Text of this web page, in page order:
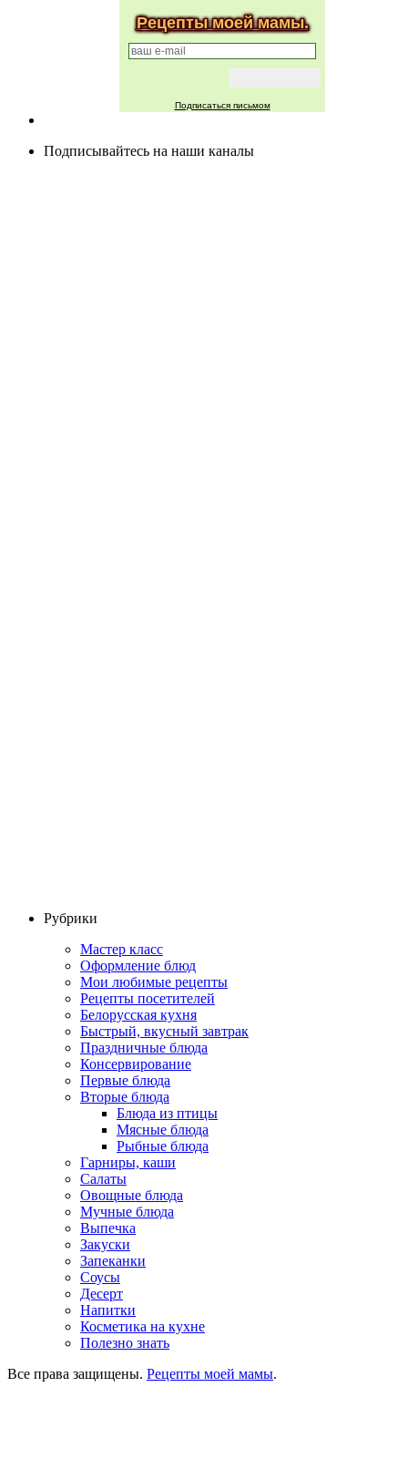
Рецепты моей мамы.
Подписаться письмом
Подписывайтесь на наши каналы
Рубрики
Мастер класс
Оформление блюд
Мои любимые рецепты
Рецепты посетителей
Белорусская кухня
Быстрый, вкусный завтрак
Праздничные блюда
Консервирование
Первые блюда
Вторые блюда
Блюда из птицы
Мясные блюда
Рыбные блюда
Гарниры, каши
Салаты
Овощные блюда
Мучные блюда
Выпечка
Закуски
Запеканки
Соусы
Десерт
Напитки
Косметика на кухне
Полезно знать
Все права защищены. Рецепты моей мамы.